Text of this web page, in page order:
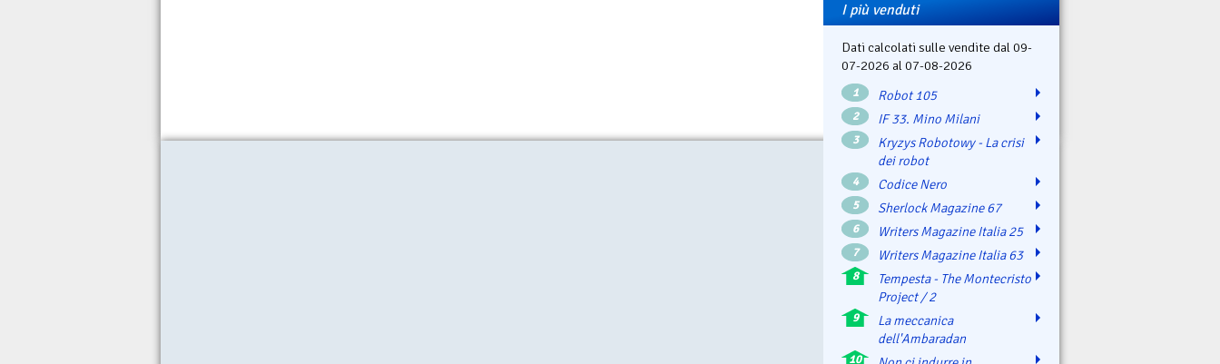
I più venduti
Dati calcolati sulle vendite dal 09-
07-2026 al 07-08-2026
1 Robot 105
2 IF 33. Mino Milani
3
Kryzys Robotowy - La crisi
dei robot
4 Codice Nero
5 Sherlock Magazine 67
6 Writers Magazine Italia 25
7 Writers Magazine Italia 63
8
Tempesta - The Montecristo
Project / 2
9
La meccanica
dell'Ambaradan
10